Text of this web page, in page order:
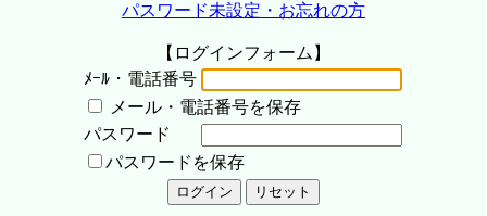
パスワード未設定・お忘れの方
【ログインフォーム】
ﾒｰﾙ・電話番号
メール・電話番号を保存
パスワード
パスワードを保存